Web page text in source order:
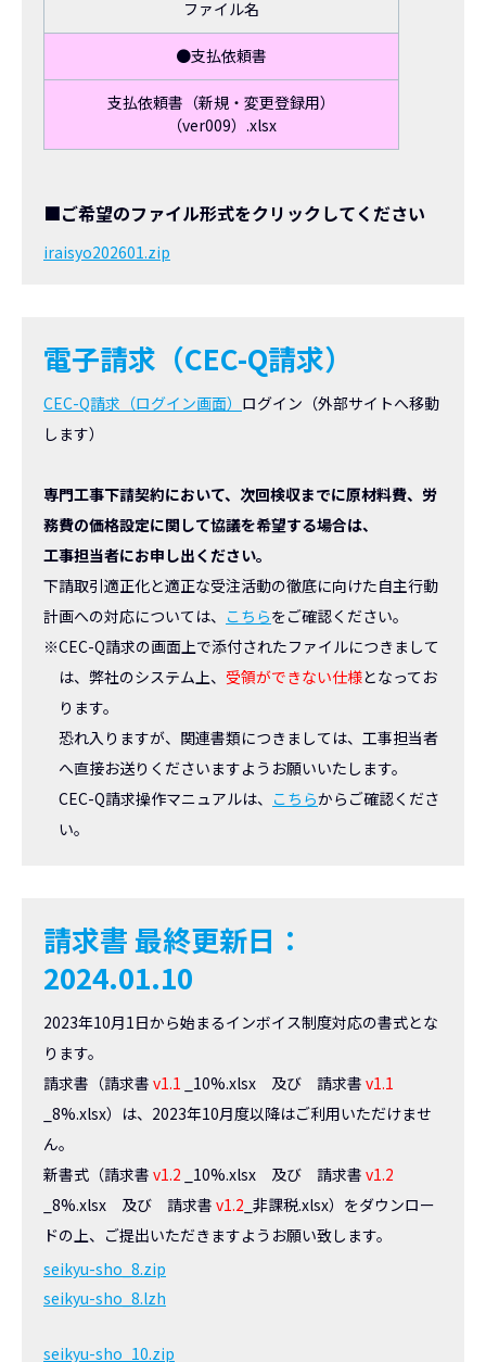
ファイル名
●支払依頼書
支払依頼書（新規・変更登録用）
（ver009）.xlsx
■ご希望のファイル形式をクリックしてください
iraisyo202601.zip
電子請求（CEC-Q請求）
CEC-Q請求（ログイン画面） ログイン（外部サイトへ移動
します）
専門工事下請契約において、次回検収までに原材料費、労
務費の価格設定に関して協議を希望する場合は、
工事担当者にお申し出ください。
下請取引適正化と適正な受注活動の徹底に向けた自主行動
計画への対応については、 こちらをご確認ください。
※CEC-Q請求の画面上で添付されたファイルにつきまして
は、弊社のシステム上、 受領ができない仕様となってお
ります。
恐れ入りますが、関連書類につきましては、工事担当者
へ直接お送りくださいますようお願いいたします。
CEC-Q請求操作マニュアルは、 こちらからご確認くださ
い。
請求書最終更新日：
2024.01.10
2023年10月1日から始まるインボイス制度対応の書式とな
ります。
請求書（請求書 v1.1 _10%.xlsx 及び 請求書 v1.1
_8%.xlsx）は、2023年10月度以降はご利用いただけませ
ん。
新書式（請求書 v1.2 _10%.xlsx 及び 請求書 v1.2
_8%.xlsx 及び 請求書 v1.2 _非課税.xlsx）をダウンロー
ドの上、ご提出いただきますようお願い致します。
seikyu-sho_8.zip
seikyu-sho_8.lzh
seikyu-sho_10.zip